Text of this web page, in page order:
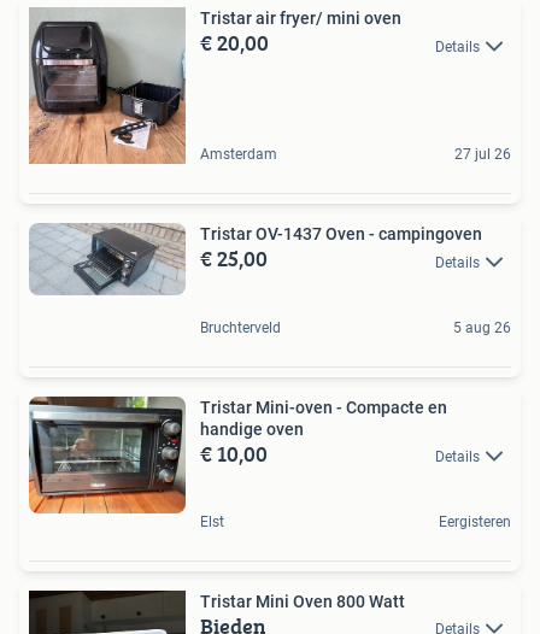
Tristar air fryer/ mini oven
€ 20,00 Details
Amsterdam 27 jul 26
Tristar OV-1437 Oven - campingoven
€ 25,00 Details
Bruchterveld 5 aug 26
Tristar Mini-oven - Compacte en
handige oven
€ 10,00 Details
Elst Eergisteren
Tristar Mini Oven 800 Watt
Bieden Details